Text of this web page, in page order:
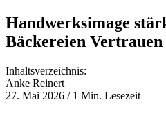
Handwerksimage
Bäckereien Vertrauen
Inhaltsverzeichnis:
Anke Reinert
27. Mai 2026 /1 Min. Lesezeit